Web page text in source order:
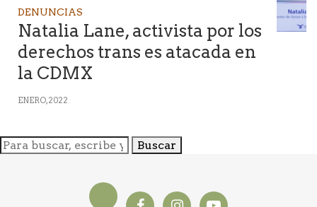
DENUNCIAS
Natalia Lane, activista por los
derechos trans es atacada en
la CDMX
ENERO, 2022
Buscar